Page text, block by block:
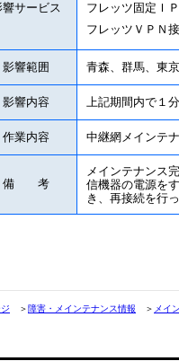
響サービス
フレッツ固定Ｉ
フレッツＶＰＮ
影響範囲 青森、群馬、東
影響内容 上記期間内で１
作業内容 中継網メインテ
備 考
メインテナンス
信機器の電源を
き、再接続を行
＞障害・メインテナンス情報 ＞ メイ